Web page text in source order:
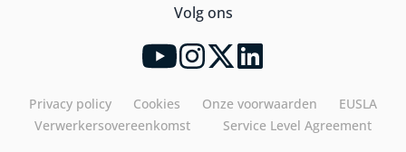
Volg ons
Privacy policy Cookies Onze voorwaarden
EUSLA
Verwerkersovereenkomst
Service Level Agreement